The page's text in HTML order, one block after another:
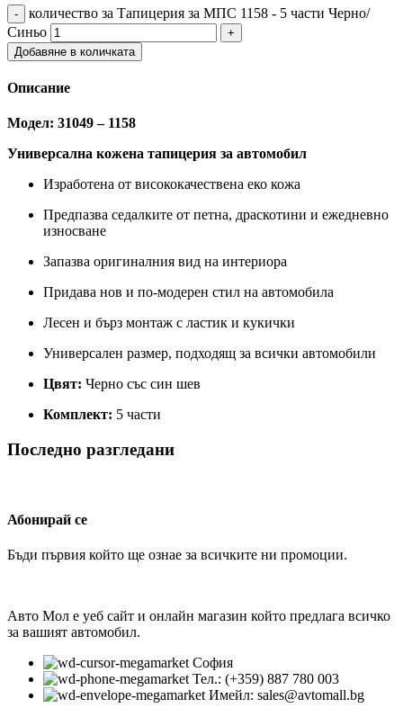
количество за Тапицерия за МПС 1158 - 5 части Черно/
Синьо
Добавяне в количката
Описание
Модел: 31049 – 1158
Универсална кожена тапицерия за автомобил
Изработена от висококачествена еко кожа
Предпазва седалките от петна, драскотини и ежедневно
износване
Запазва оригиналния вид на интериора
Придава нов и по-модерен стил на автомобила
Лесен и бърз монтаж с ластик и кукички
Универсален размер, подходящ за всички автомобили
Цвят: Черно със син шев
Комплект: 5 части
Последно разгледани
Абонирай се
Бъди първия който ще ознае за всичките ни промоции.
Авто Мол е уеб сайт и онлайн магазин който предлага всичко
за вашият автомобил.
София
Тел.: (+359) 887 780 003
Имейл: sales@avtomall.bg